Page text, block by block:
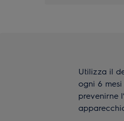
Utilizza il
ogni 6
prevenirne